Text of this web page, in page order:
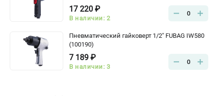
17 220 ₽
В наличии: 2
0
Пневматический гайковерт 1/2" FUBAG IW580
(100190)
7 189 ₽
В наличии: 3
0